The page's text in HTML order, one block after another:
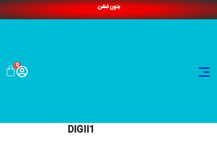
بدون ضامن
0
DIGII1